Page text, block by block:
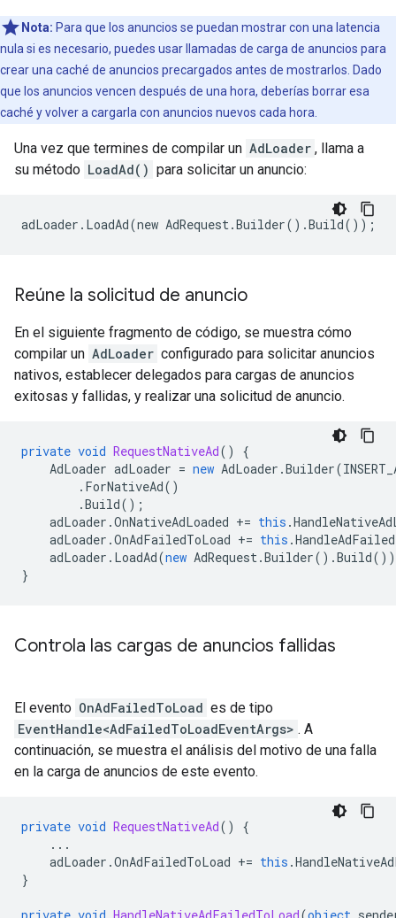
Nota: Para que los anuncios se puedan mostrar con una latencia
nula si es necesario, puedes usar llamadas de carga de anuncios para
crear una caché de anuncios precargados antes de mostrarlos. Dado
que los anuncios vencen después de una hora, deberías borrar esa
caché y volver a cargarla con anuncios nuevos cada hora.
Una vez que termines de compilar un AdLoader , llama a
su método LoadAd() para solicitar un anuncio:
Reúne la solicitud de anuncio
En el siguiente fragmento de código, se muestra cómo
compilar un AdLoader configurado para solicitar anuncios
nativos, establecer delegados para cargas de anuncios
exitosas y fallidas, y realizar una solicitud de anuncio.
private void RequestNativeAd()
{
AdLoader adLoader = new AdLoader .Builder(
. ForNativeAd()
.Build();
adLoader .OnNativeAdLoaded += this .
adLoader .OnAdFailedToLoad += this .
adLoader . LoadAd(new AdRequest.Builder().Build
}
Controla las cargas de anuncios fallidas
El evento OnAdFailedToLoad es de tipo
EventHandle<AdFailedToLoadEventArgs> . A
continuación, se muestra el análisis del motivo de una falla
en la carga de anuncios de este evento.
private void RequestNativeAd()
{
...
adLoader .OnAdFailedToLoad += this .
}